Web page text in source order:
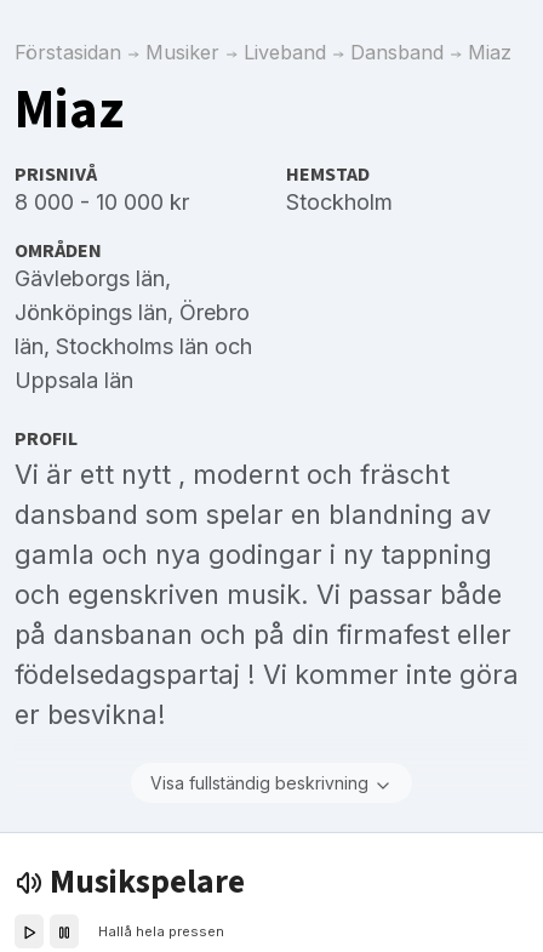
Förstasidan Musiker Liveband Dansband Miaz
Miaz
PRISNIVÅ
8 000 - 10 000 kr
HEMSTAD
Stockholm
OMRÅDEN
Gävleborgs län,
Jönköpings län, Örebro
län, Stockholms län och
Uppsala län
PROFIL
Vi är ett nytt , modernt och fräscht
dansband som spelar en blandning av
gamla och nya godingar i ny tappning
och egenskriven musik. Vi passar både
på dansbanan och på din firmafest eller
födelsedagspartaj ! Vi kommer inte göra
er besvikna!
Visa fullständig beskrivning
Musikspelare
Hallå hela pressen